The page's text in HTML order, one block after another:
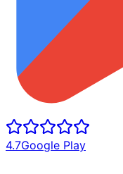
4.7Google Play